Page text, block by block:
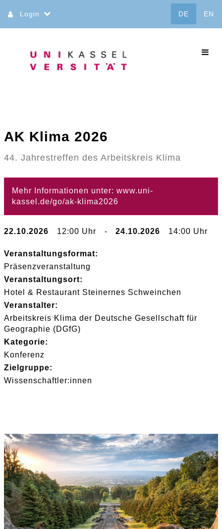
zum
Inhalt
Login DE EN
AK Klima 2026
44. Jahrestreffen des Arbeitskreis Klima
Mehr Informationen unter: www.uni-
kassel.de/go/ak-klima2026
22.10.2026 12:00 Uhr - 24.10.2026 14:00 Uhr
Veranstaltungsformat:
Präsenzveranstaltung
Veranstaltungsort:
Hotel & Restaurant Steinernes Schweinchen
Veranstalter:
Arbeitskreis Klima der Deutsche Gesellschaft für
Geographie (DGfG)
Kategorie:
Konferenz
Zielgruppe:
Wissenschaftler:innen